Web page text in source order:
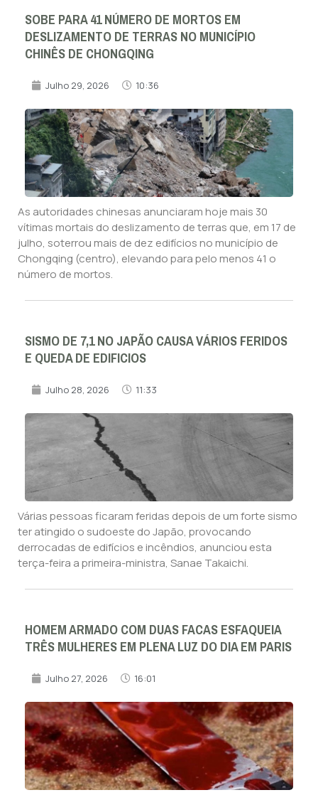
SOBE PARA 41 NÚMERO DE MORTOS EM
DESLIZAMENTO DE TERRAS NO MUNICÍPIO
CHINÊS DE CHONGQING
Julho 29, 2026 10:36
As autoridades chinesas anunciaram hoje mais 30
vítimas mortais do deslizamento de terras que, em 17 de
julho, soterrou mais de dez edifícios no município de
Chongqing (centro), elevando para pelo menos 41 o
número de mortos.
SISMO DE 7,1 NO JAPÃO CAUSA VÁRIOS FERIDOS
E QUEDA DE EDIFICIOS
Julho 28, 2026 11:33
Várias pessoas ficaram feridas depois de um forte sismo
ter atingido o sudoeste do Japão, provocando
derrocadas de edifícios e incêndios, anunciou esta
terça-feira a primeira-ministra, Sanae Takaichi.
HOMEM ARMADO COM DUAS FACAS ESFAQUEIA
TRÊS MULHERES EM PLENA LUZ DO DIA EM PARIS
Julho 27, 2026 16:01